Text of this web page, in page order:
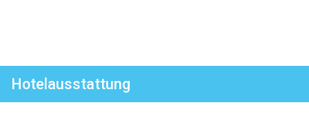
Hotelausstattung